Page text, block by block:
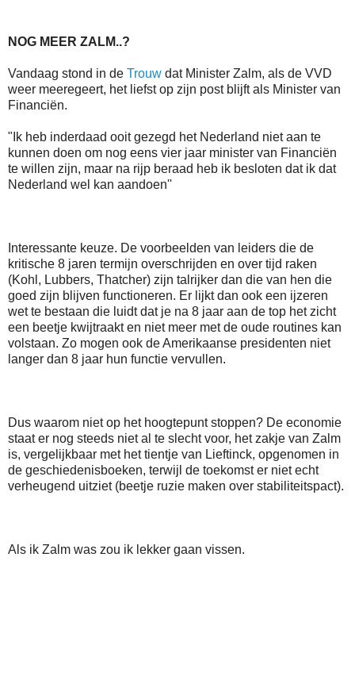
NOG MEER ZALM..?
Vandaag stond in de Trouw dat Minister Zalm, als de VVD
weer meeregeert, het liefst op zijn post blijft als Minister van
Financiën.
"Ik heb inderdaad ooit gezegd het Nederland niet aan te
kunnen doen om nog eens vier jaar minister van Financiën
te willen zijn, maar na rijp beraad heb ik besloten dat ik dat
Nederland wel kan aandoen''
Interessante keuze. De voorbeelden van leiders die de
kritische 8 jaren termijn overschrijden en over tijd raken
(Kohl, Lubbers, Thatcher) zijn talrijker dan die van hen die
goed zijn blijven functioneren. Er lijkt dan ook een ijzeren
wet te bestaan die luidt dat je na 8 jaar aan de top het zicht
een beetje kwijtraakt en niet meer met de oude routines kan
volstaan. Zo mogen ook de Amerikaanse presidenten niet
langer dan 8 jaar hun functie vervullen.
Dus waarom niet op het hoogtepunt stoppen? De economie
staat er nog steeds niet al te slecht voor, het zakje van Zalm
is, vergelijkbaar met het tientje van Lieftinck, opgenomen in
de geschiedenisboeken, terwijl de toekomst er niet echt
verheugend uitziet (beetje ruzie maken over stabiliteitspact).
Als ik Zalm was zou ik lekker gaan vissen.